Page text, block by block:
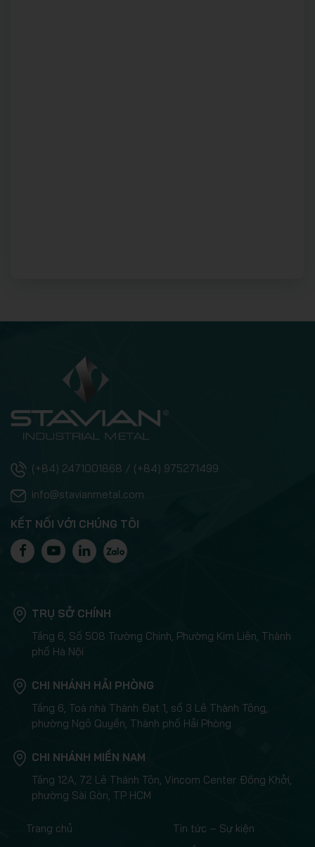
(+84) 2471001868 / (+84) 975271499
info@stavianmetal.com
KẾT NỐI VỚI CHÚNG TÔI
TRỤ SỞ CHÍNH
Tầng 6, Số 508 Trường Chinh, Phường Kim Liên, Thành
phố Hà Nội
CHI NHÁNH HẢI PHÒNG
Tầng 6, Toà nhà Thành Đạt 1, số 3 Lê Thành Tông,
phường Ngô Quyền, Thành phố Hải Phòng
CHI NHÁNH MIỀN NAM
Tầng 12A, 72 Lê Thánh Tôn, Vincom Center Đồng Khởi,
phường Sài Gòn, TP HCM
Trang chủ
Tin tức – Sự kiện